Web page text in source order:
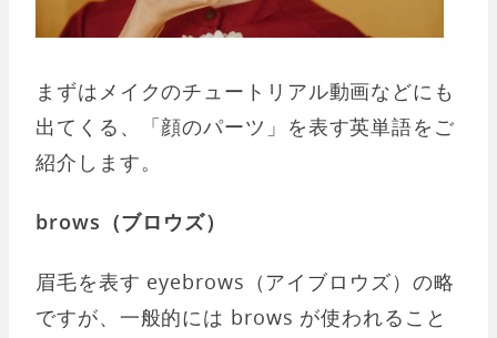
まずはメイクのチュートリアル動画などにも
出てくる、「顔のパーツ」を表す英単語をご
紹介します。
brows（ブロウズ）
眉毛を表す eyebrows（アイブロウズ）の略
ですが、一般的には brows が使われること